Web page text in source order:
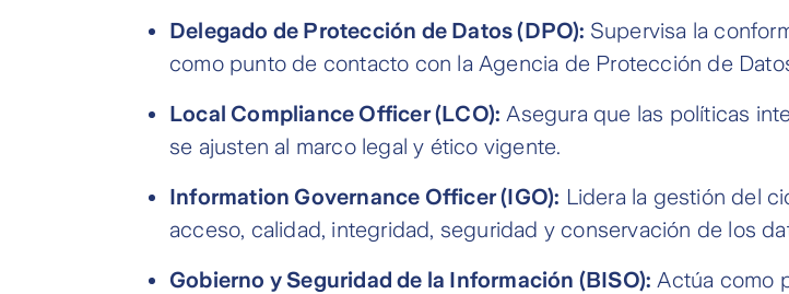
Delegado de Protección de Datos (DPO): Supervisa la
como punto de contacto con la Agencia de Protección de
Local Compliance Officer (LCO): Asegura que las políticas
se ajusten al marco legal y ético vigente.
Information Governance Officer (IGO): Lidera la gestión del
acceso, calidad, integridad, seguridad y conservación de los
Gobierno y Seguridad de la Información (BISO): Actúa como